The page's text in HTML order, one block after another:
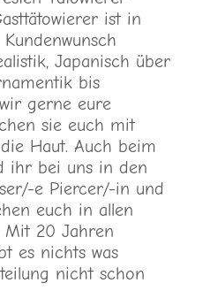
ist in
Japanisch über
bis
gerne eure
sie euch mit
Haut. Auch beim
ihr bei uns in den
e Piercer/-in und
euch in allen
Mit 20 Jahren
es nichts was
nicht schon